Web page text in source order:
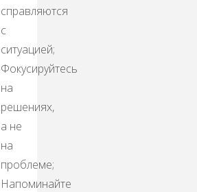
справляются
с
ситуацией;
Фокусируйтесь
на
решениях,
а не
на
проблеме;
Напоминайте